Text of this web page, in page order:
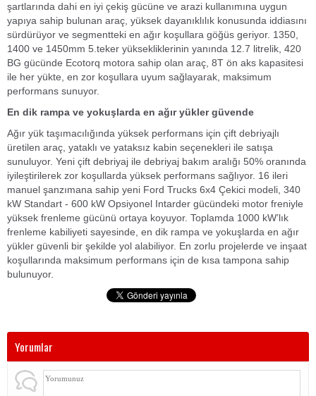
şartlarında dahi en iyi çekiş gücüne ve arazi kullanımına uygun
yapıya sahip bulunan araç, yüksek dayanıklılık konusunda iddiasını
sürdürüyor ve segmentteki en ağır koşullara göğüs geriyor. 1350,
1400 ve 1450mm 5.teker yüksekliklerinin yanında 12.7 litrelik, 420
BG gücünde Ecotorq motora sahip olan araç, 8T ön aks kapasitesi
ile her yükte, en zor koşullara uyum sağlayarak, maksimum
performans sunuyor.
En dik rampa ve yokuşlarda en ağır yükler güvende
Ağır yük taşımacılığında yüksek performans için çift debriyajlı
üretilen araç, yataklı ve yataksız kabin seçenekleri ile satışa
sunuluyor. Yeni çift debriyaj ile debriyaj bakım aralığı 50% oranında
iyileştirilerek zor koşullarda yüksek performans sağlıyor. 16 ileri
manuel şanzımana sahip yeni Ford Trucks 6x4 Çekici modeli, 340
kW Standart - 600 kW Opsiyonel Intarder gücündeki motor freniyle
yüksek frenleme gücünü ortaya koyuyor. Toplamda 1000 kW’lık
frenleme kabiliyeti sayesinde, en dik rampa ve yokuşlarda en ağır
yükler güvenli bir şekilde yol alabiliyor. En zorlu projelerde ve inşaat
koşullarında maksimum performans için de kısa tampona sahip
bulunuyor.
Yorumlar